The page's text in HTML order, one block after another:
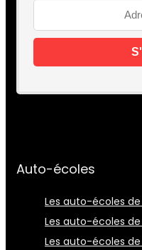
Auto-écoles
Les auto-écoles de
Les auto-écoles de
Les auto-écoles de